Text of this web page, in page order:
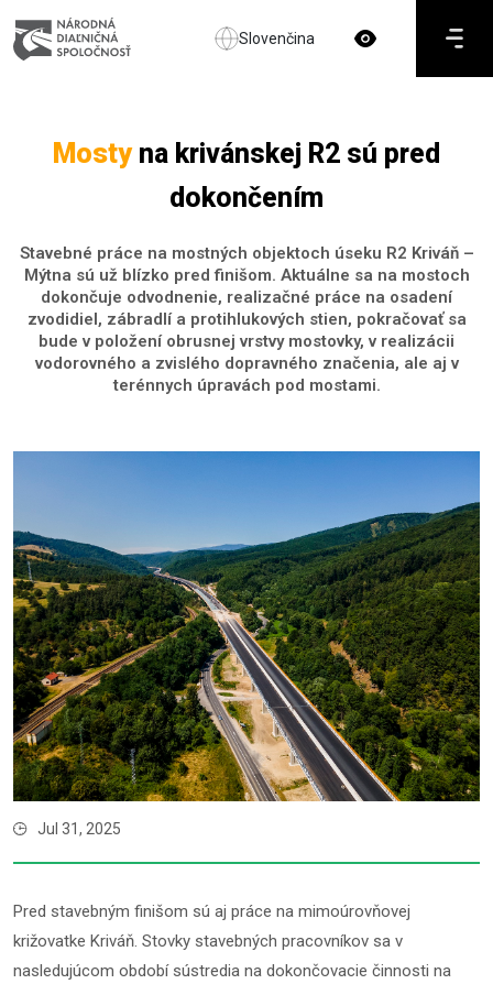
Slovenčina
Mostyna krivánskej R2 sú pred
dokončením
Stavebné práce na mostných objektoch úseku R2 Kriváň –
Mýtna sú už blízko pred finišom. Aktuálne sa na mostoch
dokončuje odvodnenie, realizačné práce na osadení
zvodidiel, zábradlí a protihlukových stien, pokračovať sa
bude v položení obrusnej vrstvy mostovky, v realizácii
vodorovného a zvislého dopravného značenia, ale aj v
terénnych úpravách pod mostami.
Jul 31, 2025
Pred stavebným finišom sú aj práce na mimoúrovňovej
križovatke Kriváň. Stovky stavebných pracovníkov sa v
nasledujúcom období sústredia na dokončovacie činnosti na